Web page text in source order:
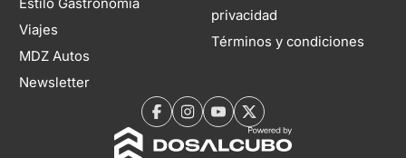
Estilo Gastronomía
Viajes
MDZ Autos
Newsletter
privacidad
Términos y condiciones